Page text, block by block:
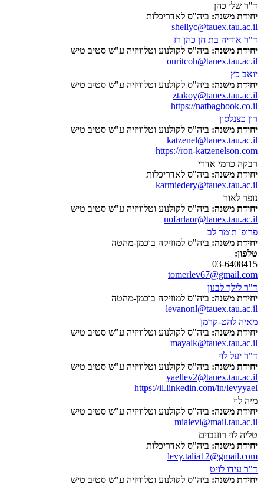
ד"ר שלי כהן
יחידת משנה: ביה"ס לאדריכלות
shellyc@tauex.tau.ac.il
ד"ר אודיה בת חן כהן רז
יחידת משנה: ביה"ס לקולנוע וטלוויזיה ע"ש סטיב טיש
ouritcoh@tauex.tau.ac.il
יואב כץ
יחידת משנה: ביה"ס לקולנוע וטלוויזיה ע"ש סטיב טיש
ztakoy@tauex.tau.ac.il
https://natbagbook.co.il
רון כצנלסון
יחידת משנה: ביה"ס לקולנוע וטלוויזיה ע"ש סטיב טיש
katzenel@tauex.tau.ac.il
https://ron-katzenelson.com
רבקה כרמי אדרי
יחידת משנה: ביה"ס לאדריכלות
karmiedery@tauex.tau.ac.il
נופר לאור
יחידת משנה: ביה"ס לקולנוע וטלוויזיה ע"ש סטיב טיש
nofarlaor@tauex.tau.ac.il
פרופ' תומר לב
יחידת משנה: ביה"ס למוזיקה בוכמן-מהטה
טלפון:
03-6408415
tomerlev67@gmail.com
ד"ר לילך לבנון
יחידת משנה: ביה"ס למוזיקה בוכמן-מהטה
levanonl@tauex.tau.ac.il
מאיה להט-קרמן
יחידת משנה: ביה"ס לקולנוע וטלוויזיה ע"ש סטיב טיש
mayalk@tauex.tau.ac.il
ד"ר יעל לוי
יחידת משנה: ביה"ס לקולנוע וטלוויזיה ע"ש סטיב טיש
yaellev2@tauex.tau.ac.il
https://il.linkedin.com/in/levyyael
מיה לוי
יחידת משנה: ביה"ס לקולנוע וטלוויזיה ע"ש סטיב טיש
mialevi@mail.tau.ac.il
טליה לוי רוזנבוים
יחידת משנה: ביה"ס לאדריכלות
levy.talia12@gmail.com
ד"ר עידו לויט
יחידת משנה: ביה"ס לקולנוע וטלוויזיה ע"ש סטיב טיש